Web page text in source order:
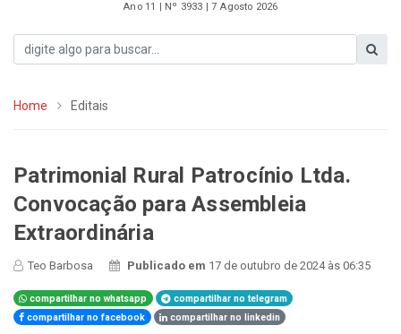
Ano 11 | Nº 3933 | 7 Agosto 2026
Home Editais
Patrimonial Rural Patrocínio Ltda.
Convocação para Assembleia
Extraordinária
Teo Barbosa Publicado em 17 de outubro de 2024 às 06:35
compartilhar no whatsapp
compartilhar no telegram
compartilhar no facebook
compartilhar no linkedin